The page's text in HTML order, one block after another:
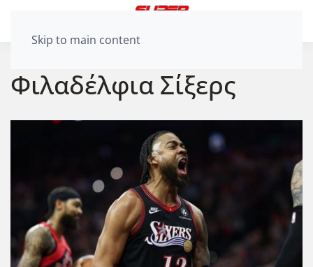
Skip to main content
Φιλαδέλφια Σίξερς